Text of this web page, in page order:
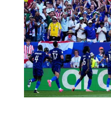
Pemain Prancis Kylian
melawan Paraguay
babak 16 besar Piala
(04/07/2026).. (AP Photo/